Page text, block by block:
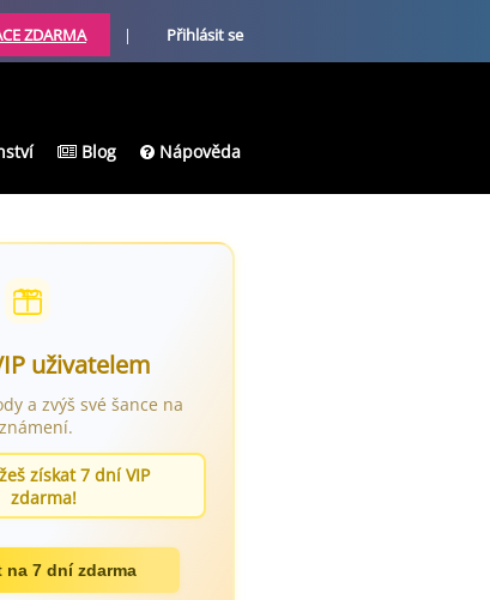
ZDARMA | Přihlásit se
Blog Nápověda
uživatelem
a zvýš své šance na
získat 7 dní VIP
zdarma!
na 7 dní zdarma